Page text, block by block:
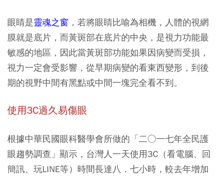
眼睛是靈魂之窗 ，若將眼睛比喻為相機，人體的視網
膜就是底片，而黃斑部在底片的中央，是視力功能最
敏感的地區，因此當黃斑部功能如果因病變而受損，
視力一定會受影響，從早期病變的看東西變形，到後
期的視野中間有黑點或中間一塊完全看不到。
使用3C過久易傷眼
根據中華民國眼科醫學會所做的「二○一七年全民護
眼趨勢調查」顯示，台灣人一天使用3C（看電腦、回
簡訊、玩LINE等）時間長達八．七小時，較去年增加